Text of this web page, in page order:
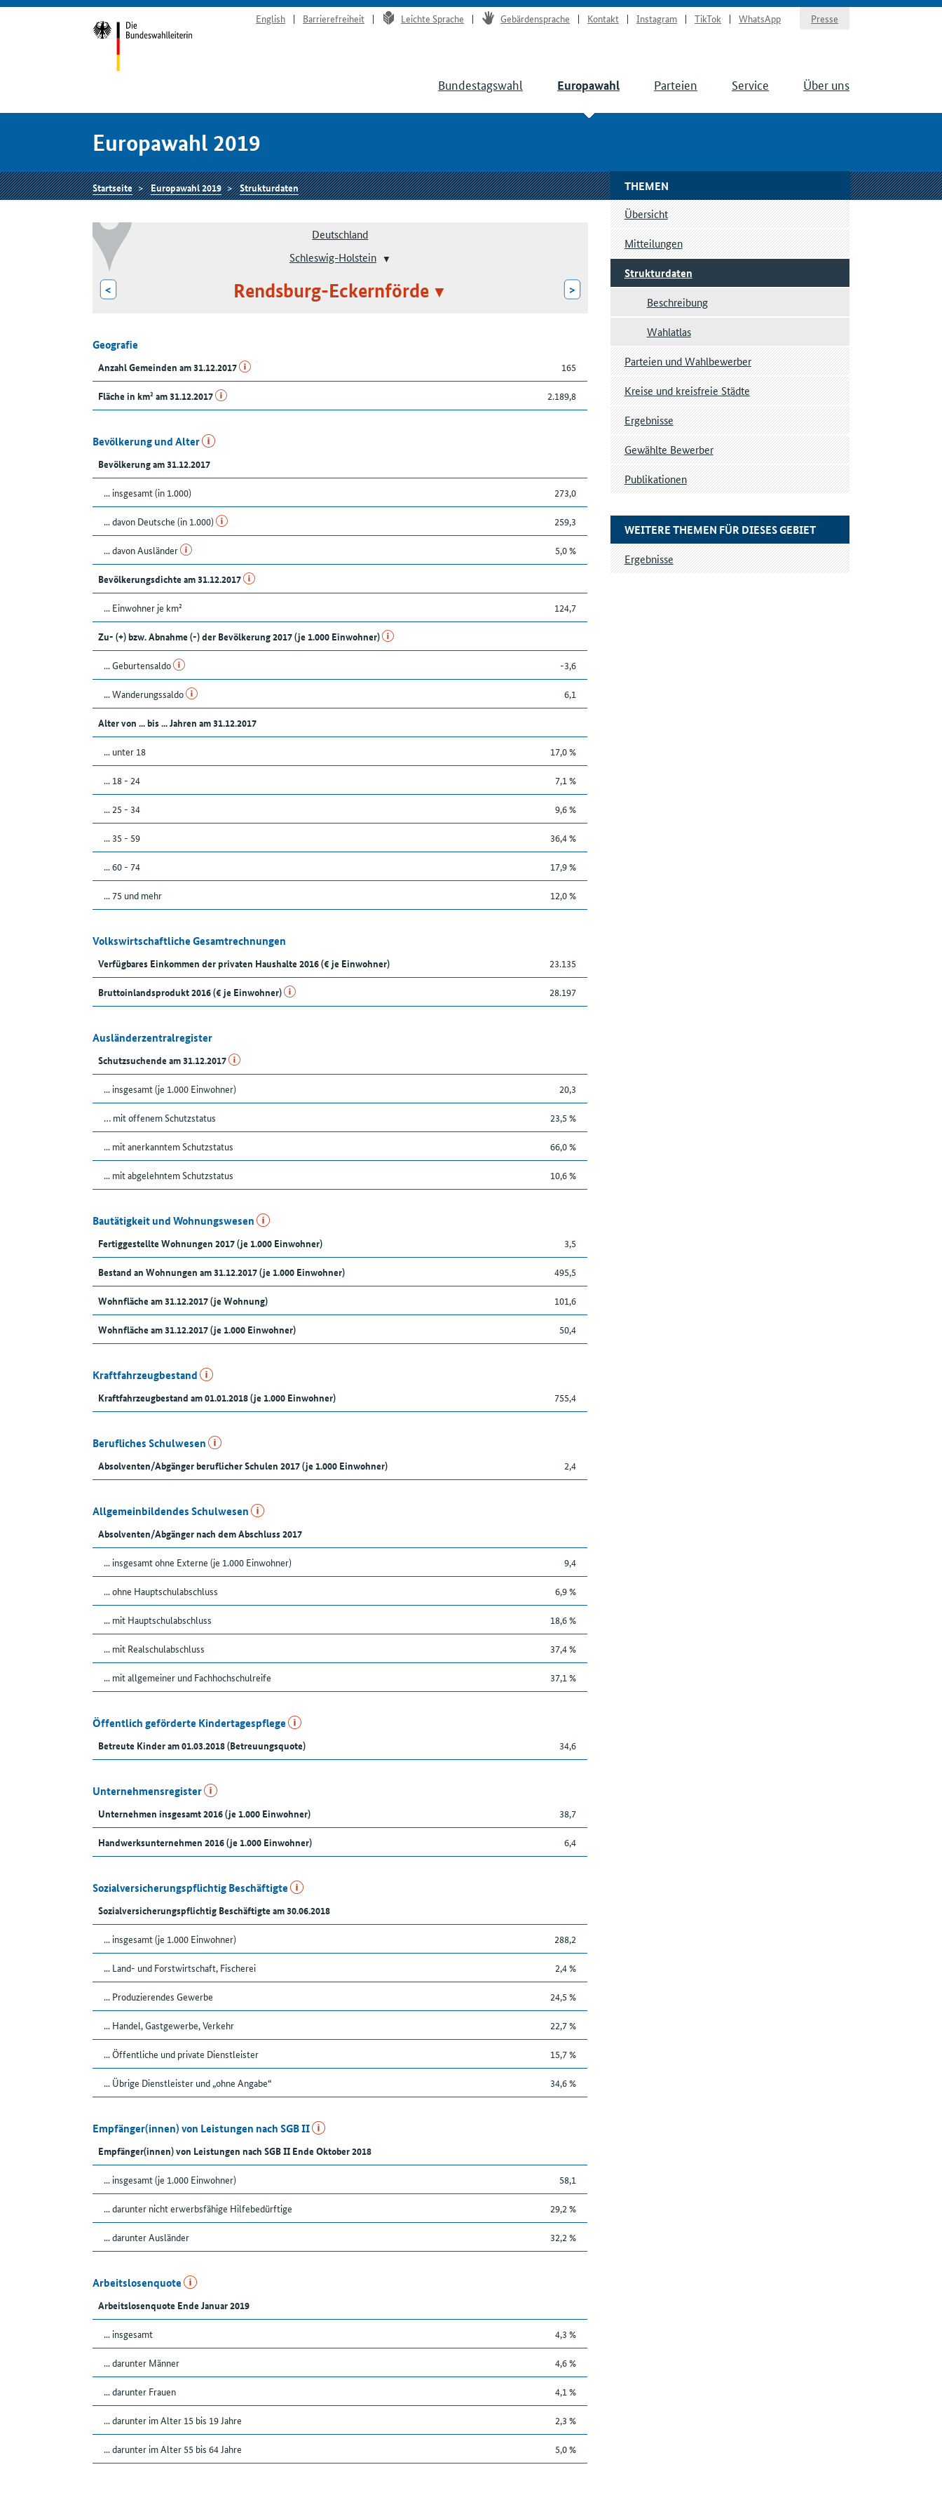
English Barrierefreiheit Leichte Sprache Gebärdensprache Kontakt Instagram TikTok WhatsApp Presse
Bundestagswahl Europawahl Parteien Service Über uns
Europawahl 2019
Startseite Europawahl 2019 Strukturdaten
Deutschland
Schleswig-Holstein
< Rendsburg-Eckernförde >
Geografie
Anzahl Gemeinden am 31.12.2017 165
Fläche in km² am 31.12.2017 2.189,8
Bevölkerung und Alter
Bevölkerung am 31.12.2017
... insgesamt (in 1.000) 273,0
... davon Deutsche (in 1.000) 259,3
... davon Ausländer 5,0 %
Bevölkerungsdichte am 31.12.2017
... Einwohner je km² 124,7
Zu- (+) bzw. Abnahme (-) der Bevölkerung 2017 (je 1.000 Einwohner)
... Geburtensaldo -3,6
... Wanderungssaldo 6,1
Alter von ... bis ... Jahren am 31.12.2017
... unter 18 17,0 %
... 18 - 24 7,1 %
... 25 - 34 9,6 %
... 35 - 59 36,4 %
... 60 - 74 17,9 %
... 75 und mehr 12,0 %
Volkswirtschaftliche Gesamtrechnungen
Verfügbares Einkommen der privaten Haushalte 2016 (€ je Einwohner) 23.135
Bruttoinlandsprodukt 2016 (€ je Einwohner) 28.197
Ausländerzentralregister
Schutzsuchende am 31.12.2017
... insgesamt (je 1.000 Einwohner) 20,3
… mit offenem Schutzstatus 23,5 %
... mit anerkanntem Schutzstatus 66,0 %
... mit abgelehntem Schutzstatus 10,6 %
Bautätigkeit und Wohnungswesen
Fertiggestellte Wohnungen 2017 (je 1.000 Einwohner) 3,5
Bestand an Wohnungen am 31.12.2017 (je 1.000 Einwohner) 495,5
Wohnfläche am 31.12.2017 (je Wohnung) 101,6
Wohnfläche am 31.12.2017 (je 1.000 Einwohner) 50,4
Kraftfahrzeugbestand
Kraftfahrzeugbestand am 01.01.2018 (je 1.000 Einwohner) 755,4
Berufliches Schulwesen
Absolventen/Abgänger beruflicher Schulen 2017 (je 1.000 Einwohner) 2,4
Allgemeinbildendes Schulwesen
Absolventen/Abgänger nach dem Abschluss 2017
... insgesamt ohne Externe (je 1.000 Einwohner) 9,4
... ohne Hauptschulabschluss 6,9 %
... mit Hauptschulabschluss 18,6 %
... mit Realschulabschluss 37,4 %
... mit allgemeiner und Fachhochschulreife 37,1 %
Öffentlich geförderte Kindertagespflege
Betreute Kinder am 01.03.2018 (Betreuungsquote) 34,6
Unternehmensregister
Unternehmen insgesamt 2016 (je 1.000 Einwohner) 38,7
Handwerksunternehmen 2016 (je 1.000 Einwohner) 6,4
Sozialversicherungspflichtig Beschäftigte
Sozialversicherungspflichtig Beschäftigte am 30.06.2018
... insgesamt (je 1.000 Einwohner) 288,2
... Land- und Forstwirtschaft, Fischerei 2,4 %
... Produzierendes Gewerbe 24,5 %
... Handel, Gastgewerbe, Verkehr 22,7 %
... Öffentliche und private Dienstleister 15,7 %
... Übrige Dienstleister und „ohne Angabe“ 34,6 %
Empfänger(innen) von Leistungen nach SGB II
Empfänger(innen) von Leistungen nach SGB II Ende Oktober 2018
... insgesamt (je 1.000 Einwohner) 58,1
... darunter nicht erwerbsfähige Hilfebedürftige 29,2 %
... darunter Ausländer 32,2 %
Arbeitslosenquote
Arbeitslosenquote Ende Januar 2019
... insgesamt 4,3 %
... darunter Männer 4,6 %
... darunter Frauen 4,1 %
... darunter im Alter 15 bis 19 Jahre 2,3 %
... darunter im Alter 55 bis 64 Jahre 5,0 %
THEMEN
Übersicht
Mitteilungen
Strukturdaten
Beschreibung
Wahlatlas
Parteien und Wahlbewerber
Kreise und kreisfreie Städte
Ergebnisse
Gewählte Bewerber
Publikationen
WEITERE THEMEN FÜR DIESES GEBIET
Ergebnisse